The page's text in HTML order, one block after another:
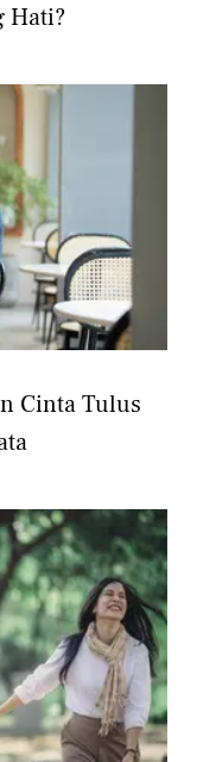
Hati?
Cinta Tulus